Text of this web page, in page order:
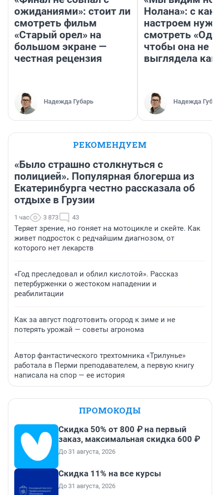
ожиданиями»: стоит ли
смотреть фильм
«Старый орел» на
большом экране —
честная рецензия
Надежда Губарь
Нолана»: с
настроем
смотреть
чтобы она не
выглядела как
Надежда
РЕКОМЕНДУЕМ
«Было страшно столкнуться с
полицией». Популярная блогерша из
Екатеринбурга честно рассказала об
отдыхе в Грузии
1 час 3 873 43
Теряет зрение, но гоняет на мотоцикле и скейте. Как
живет подросток с редчайшим диагнозом, от
которого нет лекарств
«Год преследовал и облил кислотой». Рассказ
петербурженки о жестоком нападении и
реабилитации
Как за август подготовить огород к зиме и не
потерять урожай — советы агронома
Автор фантастического трехтомника «Трилунье»
работала в Перми преподавателем, а первую книгу
написала на спор — ее история
ПРОМОКОДЫ
Скидка 50% от 800 ₽ на первый
заказ, максимальная скидка 600 ₽
До 31 августа, 2026
Скидка 11% на все курсы
До 31 августа, 2026